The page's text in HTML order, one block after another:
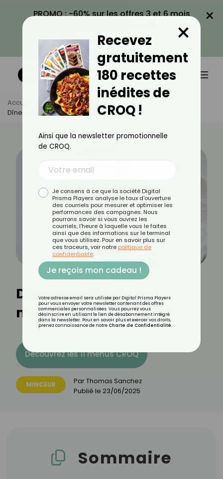
PROMO : -60% sur les offres 3 et 6 mois
VOIR LA PROMO
×
Accueil Actus
Minceur
Dîners Protéinés : Ça Marche Pour Maigrir ?
Dîners protéinés : ça
marche pour maigrir ?
Découvrez les 11 menus CROQ
MINCEUR ParThomas Sanchez
Publié le 23/06/2025
Sommaire
Recevez
gratuitement
180 recettes
inédites de
CROQ !
×
Ainsi que la newsletter promotionnelle
de CROQ.
Je consens à ce que la société Digital
Prisma Players analyse le taux d'ouverture
des courriels pour mesurer et optimiser les
performances des campagnes. Nous
pourrons savoir si vous ouvrez les
courriels, l'heure à laquelle vous le faites
ainsi que des informations sur le terminal
que vous utilisez. Pour en savoir plus sur
ces traceurs, voir notre politique de
confidentialité.
Je reçois mon cadeau !
Votre adresse email sera utilisée par Digital Prisma Players
pour vous envoyer votre newsletter contenant des offres
commerciales personnalisées. Vous pourrez vous
désinscrire en utilisant le lien de désabonnement intégré
dans la newsletter. Pour en savoir plus et exercer vos droits,
prenez connaissance de notre Charte de Confidentialité.